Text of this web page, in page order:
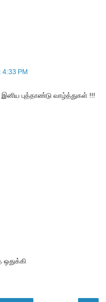
4:33 PM
புத்தாண்டு வாழ்த்துகள் !!!
ஒதுக்கி